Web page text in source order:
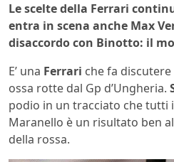
Le scelte della Ferrari
entra in scena anche Max
disaccordo con Binotto: il
E’ una Ferrari che fa
ossa rotte dal Gp d’Ungheria.
podio in un tracciato che tutti
Maranello è un risultato ben
della rossa.